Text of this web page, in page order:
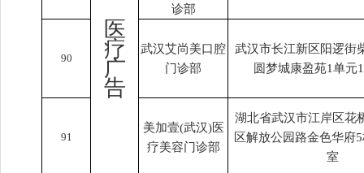
医
疗
广
告
诊部
90
武汉艾尚美口腔
门诊部
武汉市长江新区阳逻街
圆梦城康盈苑1单元
91
美加壹(武汉)医
疗美容门诊部
湖北省武汉市江岸区花
区解放公园路金色华府
室